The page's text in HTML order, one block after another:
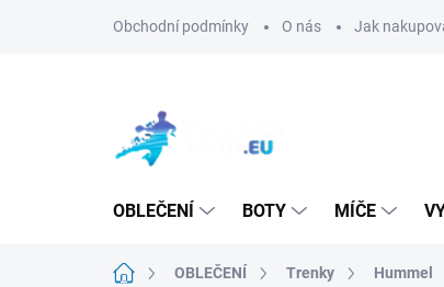
Obchodní podmínky O nás Jak
OBLEČENÍ BOTY MÍČE
Domů OBLEČENÍ Trenky Hummel